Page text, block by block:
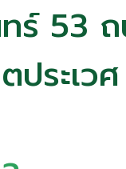
ร์ 53
ประเว